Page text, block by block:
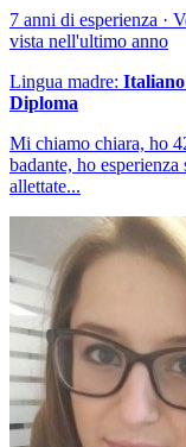
7 anni di esperienza ·
vista nell'ultimo anno
Lingua madre: Italiano
Diploma
Mi chiamo chiara, ho
badante, ho
allettate...